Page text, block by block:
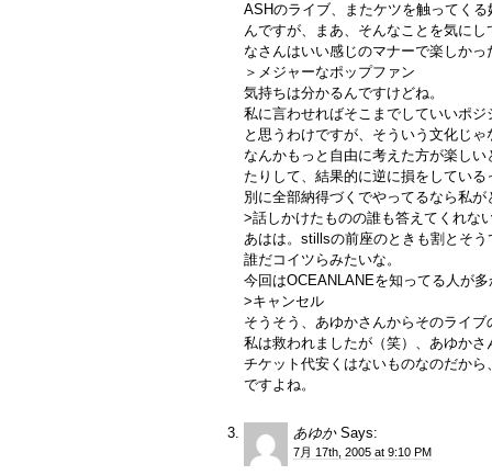
ASHのライブ、またケツを触ってく
んですが、まあ、そんなことを気に
なさんはいい感じのマナーで楽しかっ
＞メジャーなポップファン
気持ちは分かるんですけどね。
私に言わせればそこまでしていいポ
と思うわけですが、そういう文化じゃ
なんかもっと自由に考えた方が楽し
たりして、結果的に逆に損をしている
別に全部納得づくでやってるなら私が
>話しかけたものの誰も答えてくれな
あはは。stillsの前座のときも割とそう
誰だコイツらみたいな。
今回はOCEANLANEを知ってる人が
>キャンセル
そうそう、あゆかさんからそのライ
私は救われましたが（笑）、あゆかさ
チケット代安くはないものなのだか
ですよね。
あゆかSays:
7月 17th, 2005 at 9:10 PM